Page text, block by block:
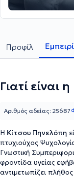
Προφίλ
Γιατί είναι
Η Κίτσου Πηνελόπη
πτυχιούχος
Γνωστική
φροντίδα υγείας
αντιμετωπίζει
Αριθμός αδείας: 25687